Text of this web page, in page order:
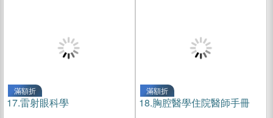
滿額折
17.雷射眼科學
滿額折
18.胸腔醫學住院醫師手冊